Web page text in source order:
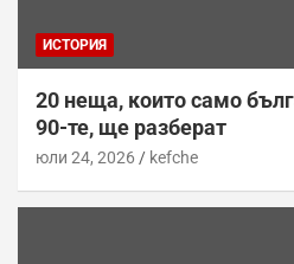
ИСТОРИЯ
20 неща, които само
90-те, ще разберат
юли 24, 2026 kefche